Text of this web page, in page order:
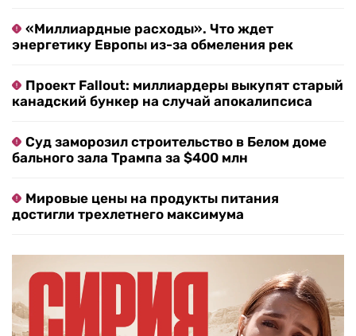
«Миллиардные расходы». Что ждет
энергетику Европы из-за обмеления рек
Проект Fallout: миллиардеры выкупят старый
канадский бункер на случай апокалипсиса
Суд заморозил строительство в Белом доме
бального зала Трампа за $400 млн
Мировые цены на продукты питания
достигли трехлетнего максимума